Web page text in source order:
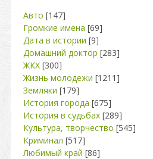
Авто [147]
Громкие имена [69]
Дата в истории [9]
Домашний доктор [283]
ЖКХ [300]
Жизнь молодежи [1211]
Земляки [179]
История города [675]
История в судьбах [289]
Культура, творчество [545]
Криминал [517]
Любимый край [86]